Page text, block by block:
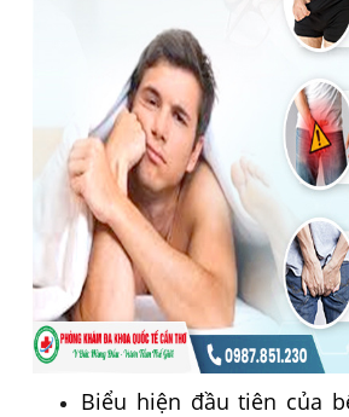
Biểu hiện đầu tiên của